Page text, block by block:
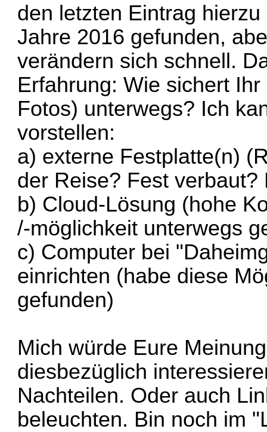
den letzten Eintrag
Jahre 2016 gefunden,
verändern sich schnell.
Erfahrung: Wie sichert
Fotos) unterwegs? Ich
vorstellen:
a) externe Festplatte(n)
der Reise? Fest
b) Cloud-Lösung (hohe
/-möglichkeit unterwegs
c) Computer bei
einrichten (habe diese
gefunden)
Mich würde Eure
diesbezüglich
Nachteilen. Oder auch
beleuchten. Bin noch im